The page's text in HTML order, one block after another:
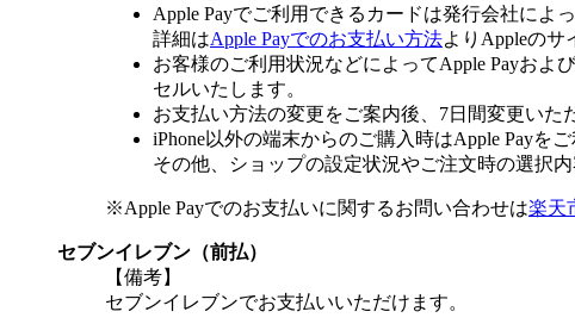
Apple Payでご利用できるカードは発行会社によ
詳細はApple Payでのお支払い方法よりAppleのサ
お客様のご利用状況などによってApple Payお
セルいたします。
お支払い方法の変更をご案内後、7日間変更いた
iPhone以外の端末からのご購入時はApple Payを
その他、ショップの設定状況やご注文時の選択
※Apple Payでのお支払いに関するお問い合わせは楽天
セブンイレブン（前払）
【備考】
セブンイレブンでお支払いいただけます。